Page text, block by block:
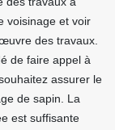
voisinage et voir
des travaux.
de faire appel à
assurer le
de sapin. La
est suffisante